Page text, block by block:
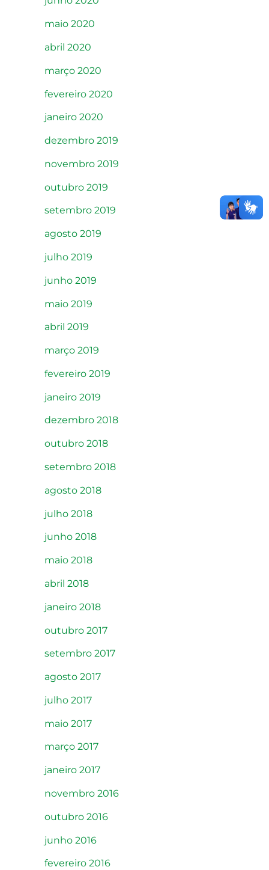
maio 2020
abril 2020
março 2020
fevereiro 2020
janeiro 2020
dezembro 2019
novembro 2019
outubro 2019
setembro 2019
agosto 2019
julho 2019
junho 2019
maio 2019
abril 2019
março 2019
fevereiro 2019
janeiro 2019
dezembro 2018
outubro 2018
setembro 2018
agosto 2018
julho 2018
junho 2018
maio 2018
abril 2018
janeiro 2018
outubro 2017
setembro 2017
agosto 2017
julho 2017
maio 2017
março 2017
janeiro 2017
novembro 2016
outubro 2016
junho 2016
fevereiro 2016